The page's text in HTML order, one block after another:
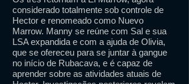
considerado totalmente sob controle de
Hector e renomeado como Nuevo
Marrow. Manny se reúne com Sal e sua
LSA expandida e com a ajuda de Olivia,
que se ofereceu para se juntar à gangue
no início de Rubacava, e é capaz de
aprender sobre as atividades atuais de